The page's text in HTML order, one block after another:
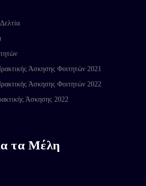
Άσκησης Φοιτητών 2021
Άσκησης Φοιτητών 2022
Άσκησης 2022
τα Μέλη